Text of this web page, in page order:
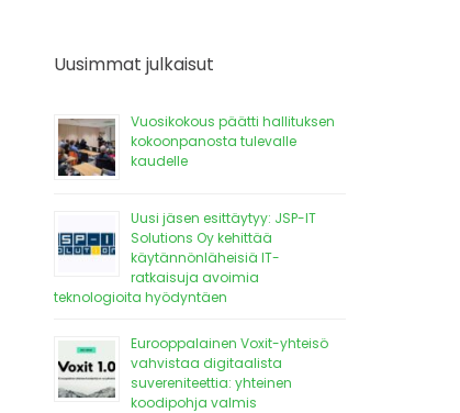
Uusimmat julkaisut
Vuosikokous päätti hallituksen
kokoonpanosta tulevalle
kaudelle
Uusi jäsen esittäytyy: JSP-IT
Solutions Oy kehittää
käytännönläheisiä IT-
ratkaisuja avoimia
teknologioita hyödyntäen
Eurooppalainen Voxit-yhteisö
vahvistaa digitaalista
suvereniteettia: yhteinen
koodipohja valmis